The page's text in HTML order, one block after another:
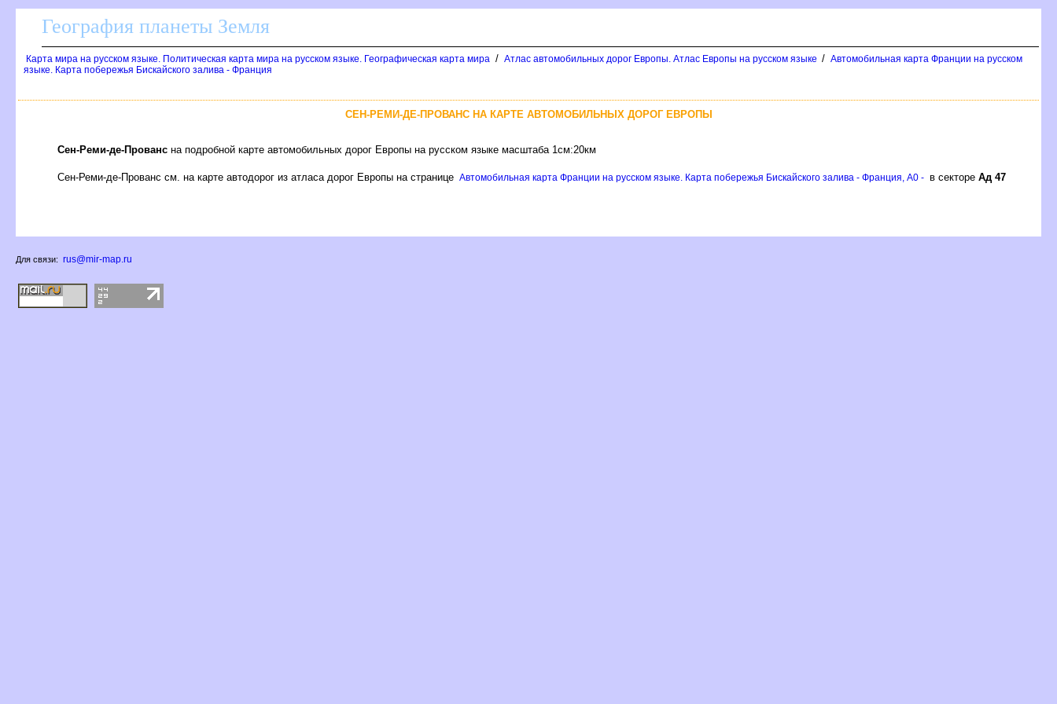
География планеты Земля
Карта мира на русском языке. Политическая карта мира на русском языке. Географическая карта мира / Атлас автомобильных дорог Европы. Атлас Европы на русском языке / Автомобильная карта Франции на русском
языке. Карта побережья Бискайского залива - Франция
СЕН-РЕМИ-ДЕ-ПРОВАНС НА КАРТЕ АВТОМОБИЛЬНЫХ ДОРОГ ЕВРОПЫ
Сен-Реми-де-Прованс на подробной карте автомобильных дорог Европы на русском языке масштаба 1см:20км
Сен-Реми-де-Прованс см. на карте автодорог из атласа дорог Европы на странице Автомобильная карта Франции на русском языке. Карта побережья Бискайского залива - Франция, A0 - в секторе Ад 47
Для связи: rus@mir-map.ru